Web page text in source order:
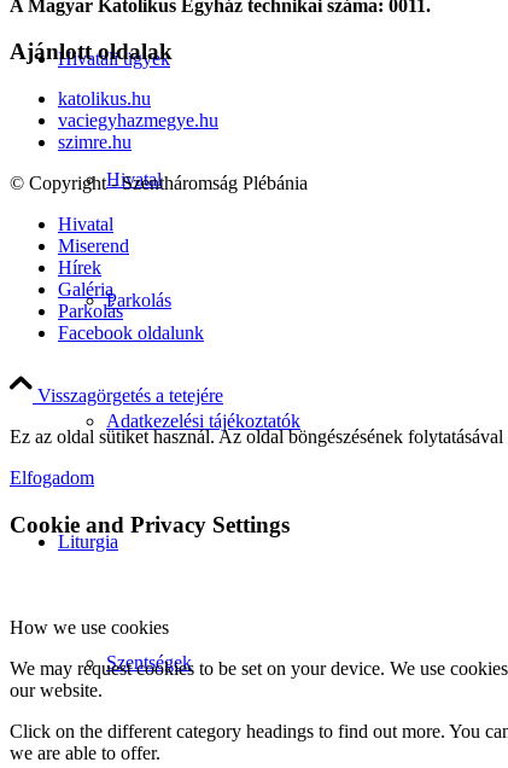
Hivatali ügyek
Hivatal
Parkolás
Adatkezelési tájékoztatók
Liturgia
Szentségek
A Magyar Katolikus Egyház technikai száma: 0011.
Ajánlott oldalak
katolikus.hu
vaciegyhazmegye.hu
szimre.hu
© Copyright - Szentháromság Plébánia
Hivatal
Miserend
Hírek
Galéria
Parkolás
Facebook oldalunk
Visszagörgetés a tetejére
Ez az oldal sütiket használ. Az oldal böngészésének
Elfogadom
Cookie and Privacy Settings
How we use cookies
We may request cookies to be set on your device. We use
our website.
Click on the different category headings to find out more. You
we are able to offer.